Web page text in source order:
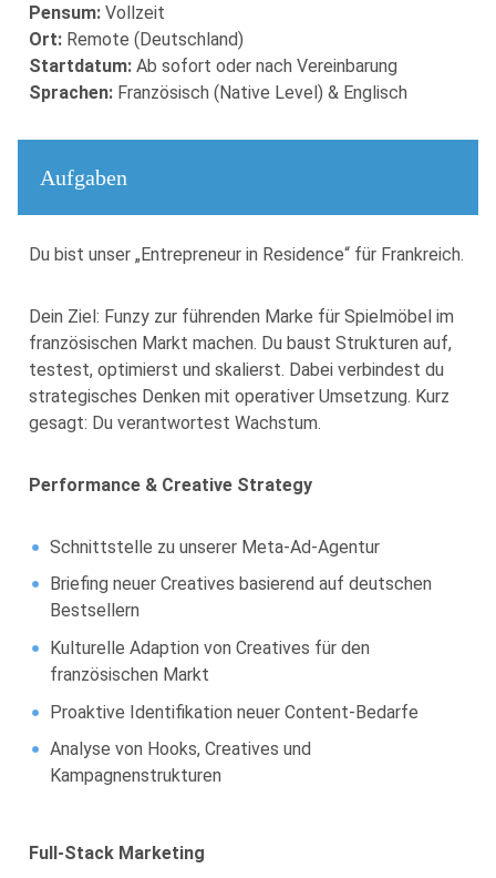
Pensum: Vollzeit
Ort: Remote (Deutschland)
Startdatum: Ab sofort oder nach Vereinbarung
Sprachen: Französisch (Native Level) & Englisch
Aufgaben
Du bist unser „Entrepreneur in Residence“ für Frankreich.
Dein Ziel: Funzy zur führenden Marke für Spielmöbel im
französischen Markt machen. Du baust Strukturen auf,
testest, optimierst und skalierst. Dabei verbindest du
strategisches Denken mit operativer Umsetzung. Kurz
gesagt: Du verantwortest Wachstum.
Performance & Creative Strategy
Schnittstelle zu unserer Meta-Ad-Agentur
Briefing neuer Creatives basierend auf deutschen
Bestsellern
Kulturelle Adaption von Creatives für den
französischen Markt
Proaktive Identifikation neuer Content-Bedarfe
Analyse von Hooks, Creatives und
Kampagnenstrukturen
Full-Stack Marketing